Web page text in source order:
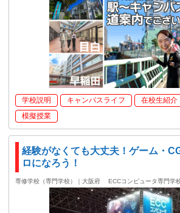
学校説明 キャンパスライフ 在校生紹介
模擬授業
経験がなくても大丈夫！ゲーム・
ロになろう！
専修学校（専門学校）｜大阪府 ECCコンピュータ専門学